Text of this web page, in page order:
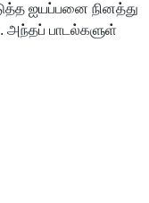
ஐயப்பனை நினத்து
பாடல்களுள்